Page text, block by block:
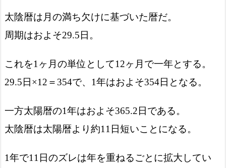
太陰暦は月の満ち欠けに基づいた暦だ。
周期はおよそ29.5日。
これを1ヶ月の単位として12ヶ月で一年とする。
29.5日×12＝354で、1年はおよそ354日となる。
一方太陽暦の1年はおよそ365.2日である。
太陰暦は太陽暦より約11日短いことになる。
1年で11日のズレは年を重ねるごとに拡大してい